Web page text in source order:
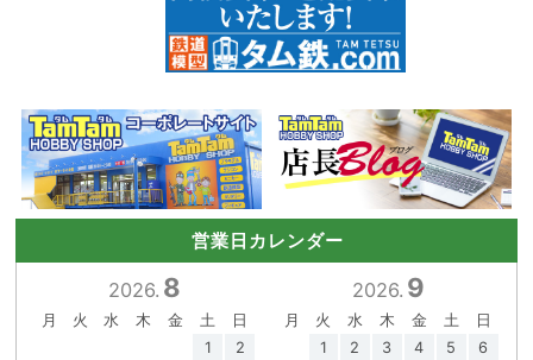
営業日カレンダー
2026. 8
月 火 水 木 金 土
日
1
2
2026. 9
月 火 水 木 金 土
日
1
2 3 4 5
6